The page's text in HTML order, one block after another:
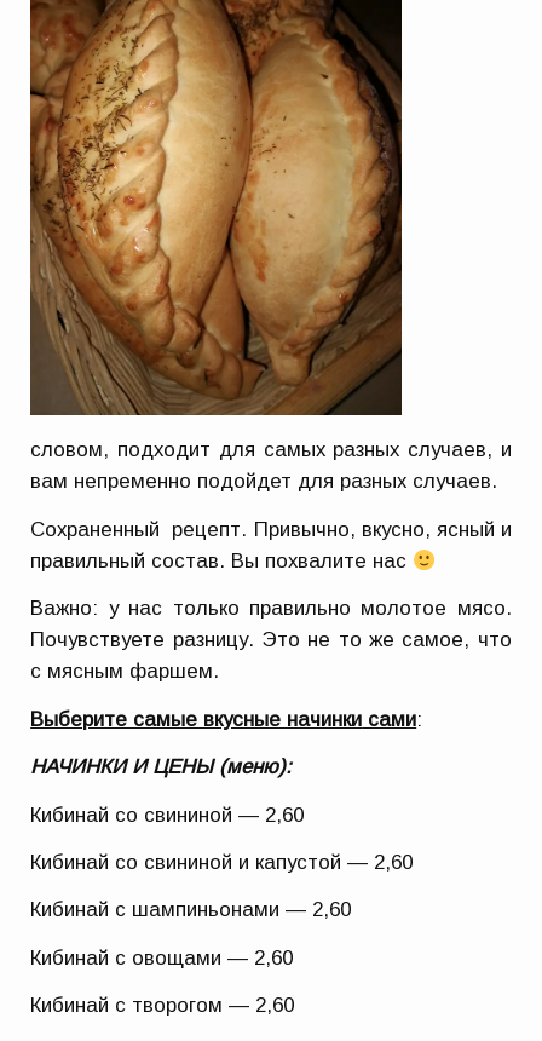
словом, подходит для самых разных случаев, и
вам непременно подойдет для разных случаев.
Сохраненный рецепт. Привычно, вкусно, ясный и
правильный состав. Вы похвалите нас
Важно: у нас только правильно молотое мясо.
Почувствуете разницу. Это не то же самое, что
с мясным фаршем.
Выберите самые вкусные начинки сами:
НАЧИНКИ И ЦЕНЫ (меню):
Кибинай со свининой — 2,60
Кибинай со свининой и капустой — 2,60
Кибинай с шампиньонами — 2,60
Кибинай с овощами — 2,60
Кибинай с творогом — 2,60